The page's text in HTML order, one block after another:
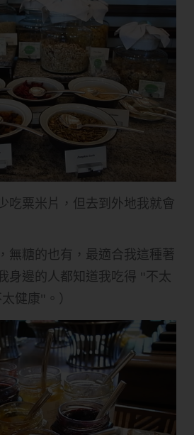
吃粟米片，但去到外地我就會
無糖的也有，最適合我這種著
身邊的人都知道我吃得 "不太
健康"。）